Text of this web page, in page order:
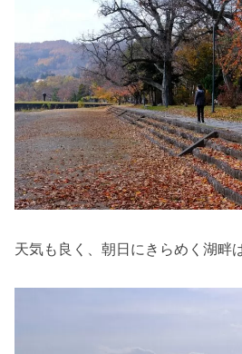
天気も良く、朝日にきらめく湖畔